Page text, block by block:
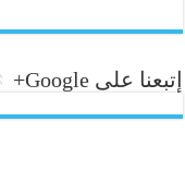
إتبعنا على Google+